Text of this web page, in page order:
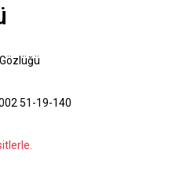
51-19-140